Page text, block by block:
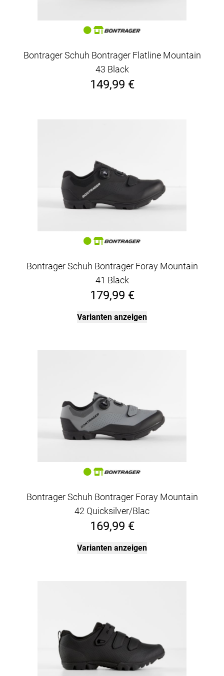
Bontrager Schuh Bontrager Flatline Mountain
43 Black
149,99 €
Bontrager Schuh Bontrager Foray Mountain
41 Black
179,99 €
Varianten anzeigen
Bontrager Schuh Bontrager Foray Mountain
42 Quicksilver/Blac
169,99 €
Varianten anzeigen